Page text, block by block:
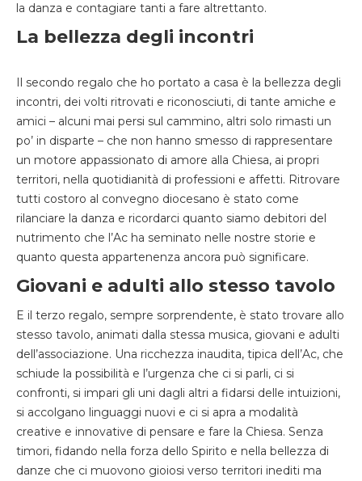
la danza e contagiare tanti a fare altrettanto.
La bellezza degli incontri
Il secondo regalo che ho portato a casa è la bellezza degli
incontri, dei volti ritrovati e riconosciuti, di tante amiche e
amici – alcuni mai persi sul cammino, altri solo rimasti un
po’ in disparte – che non hanno smesso di rappresentare
un motore appassionato di amore alla Chiesa, ai propri
territori, nella quotidianità di professioni e affetti. Ritrovare
tutti costoro al convegno diocesano è stato come
rilanciare la danza e ricordarci quanto siamo debitori del
nutrimento che l’Ac ha seminato nelle nostre storie e
quanto questa appartenenza ancora può significare.
Giovani e adulti allo stesso tavolo
E il terzo regalo, sempre sorprendente, è stato trovare allo
stesso tavolo, animati dalla stessa musica, giovani e adulti
dell’associazione. Una ricchezza inaudita, tipica dell’Ac, che
schiude la possibilità e l’urgenza che ci si parli, ci si
confronti, si impari gli uni dagli altri a fidarsi delle intuizioni,
si accolgano linguaggi nuovi e ci si apra a modalità
creative e innovative di pensare e fare la Chiesa. Senza
timori, fidando nella forza dello Spirito e nella bellezza di
danze che ci muovono gioiosi verso territori inediti ma